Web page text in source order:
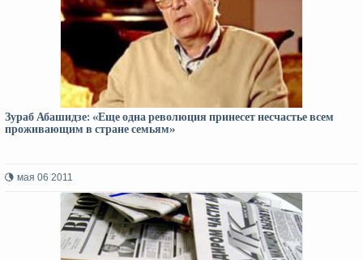
Зураб Абашидзе: «Еще одна революция принесет несчастье всем
проживающим в стране семьям»
мая 06 2011